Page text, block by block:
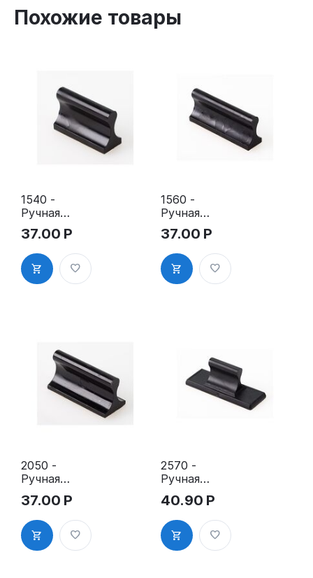
Похожие товары
1540 -
Ручная
оснастка
для штампа
15х40 мм с
клеевым
слоем
37.00 Р
1560 -
Ручная
оснастка
для штампа
15х60 мм с
клеевым
слоем
37.00 Р
2050 -
Ручная
оснастка
для штампа
20х50 мм с
клеевым
слоем
37.00 Р
2570 -
Ручная
оснастка
для штампа
25х70 мм с
клеевым
слоем
40.90 Р